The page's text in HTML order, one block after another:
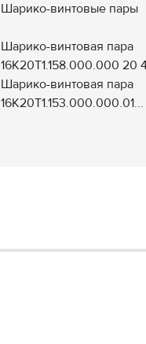
Шарико-винтовые пары
Шарико-винтовая пара
16К20Т1.158.000.000 20
Шарико-винтовая пара
16К20Т1.153.000.000.01...